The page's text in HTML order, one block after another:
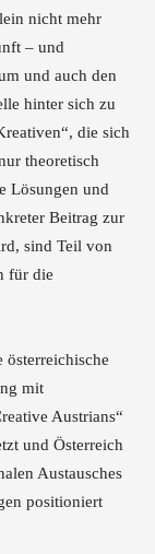
nicht mehr
– und
und auch den
hinter sich zu
die sich
theoretisch
Lösungen und
Beitrag zur
sind Teil von
für die
mit
Austrians“
und Österreich
Austausches
positioniert